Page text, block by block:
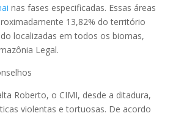
nas fases especificadas. Essas áreas
13,82% do território
localizadas em todos os biomas,
Legal.
Roberto, o CIMI, desde a ditadura,
violentas e tortuosas. De acordo